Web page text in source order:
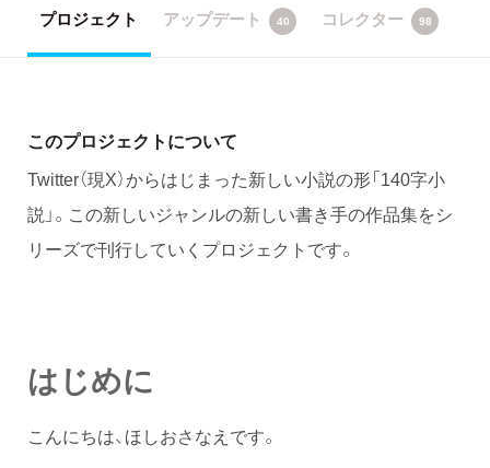
プロジェクト アップデート 40 コレクター 98
このプロジェクトについて
Twitter（現X）からはじまった新しい小説の形「140字小
説」。この新しいジャンルの新しい書き手の作品集をシ
リーズで刊行していくプロジェクトです。
はじめに
こんにちは、ほしおさなえです。